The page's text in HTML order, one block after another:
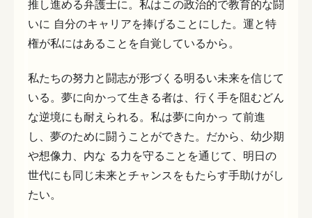
推し進める弁護士に。私はこの政治的で教育的な闘
いに 自分のキャリアを捧げることにした。運と特
権が私にはあることを自覚しているから。
私たちの努力と闘志が形づくる明るい未来を信じて
いる。夢に向かって生きる者は、行く手を阻むどん
な逆境にも耐えられる。私は夢に向かっ て前進
し、夢のために闘うことができた。だから、幼少期
や想像力、内な る力を守ることを通じて、明日の
世代にも同じ未来とチャンスをもたらす手助けがし
たい。